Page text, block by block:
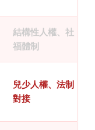
結構性人權、社
福體制
兒少人權、法制
對接